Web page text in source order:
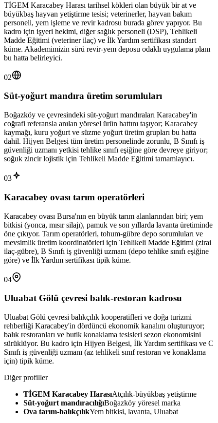
TİGEM Karacabey Harası tarihsel kökleri olan büyük bir at ve
büyükbaş hayvan yetiştirme tesisi; veterinerler, hayvan bakım
personeli, yem işleme ve revir kadrosu burada görev yapıyor. Bu
kadro için işyeri hekimi, diğer sağlık personeli (DSP), Tehlikeli
Madde Eğitimi (veteriner ilaç) ve İlk Yardım sertifikası standart
küme. Akademimizin sürü revir-yem deposu odaklı uygulama planı
bu hatta belirleyici.
02
Süt-yoğurt mandıra üretim sorumluları
Boğazköy ve çevresindeki süt-yoğurt mandıraları Karacabey'in
coğrafi referansla anılan yöresel ürün hattını taşıyor; Karacabey
kaymağı, kuru yoğurt ve süzme yoğurt üretim grupları bu hatta
dahil. Hijyen Belgesi tüm üretim personelinde zorunlu, B Sınıfı iş
güvenliği uzmanı yetkisi tehlike sınıfı eşiğine göre devreye giriyor;
soğuk zincir lojistik için Tehlikeli Madde Eğitimi tamamlayıcı.
03
Karacabey ovası tarım operatörleri
Karacabey ovası Bursa'nın en büyük tarım alanlarından biri; yem
bitkisi (yonca, mısır silajı), pamuk ve son yıllarda lavanta üretiminde
öne çıkıyor. Tarım operatörleri, tohum-gübre depo sorumluları ve
mevsimlik üretim koordinatörleri için Tehlikeli Madde Eğitimi (zirai
ilaç-gübre), B Sınıfı iş güvenliği uzmanı (depo tehlike sınıfı eşiğine
göre) ve İlk Yardım sertifikası tipik küme.
04
Uluabat Gölü çevresi balık-restoran kadrosu
Uluabat Gölü çevresi balıkçılık kooperatifleri ve doğa turizmi
rehberliği Karacabey'in dördüncü ekonomik kanalını oluşturuyor;
balık restoranları ve butik konaklama tesisleri sezon ekonomisini
sürüklüyor. Bu kadro için Hijyen Belgesi, İlk Yardım sertifikası ve C
Sınıfı iş güvenliği uzmanı (az tehlikeli sınıf restoran ve konaklama
için) tipik küme.
Diğer profiller
TİGEM Karacabey HarasıAtçılık-büyükbaş yetiştirme
Süt-yoğurt mandıracılığıBoğazköy yöresel marka
Ova tarım-balıkçılıkYem bitkisi, lavanta, Uluabat